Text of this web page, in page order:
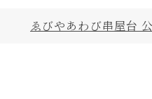
ゑびやあわび串屋台